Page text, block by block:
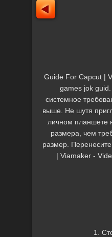
Guide For Capcut |
games jok
системное
выше. Не шутя
личном планшете
размера, чем
размер.
| Viamaker -
1.